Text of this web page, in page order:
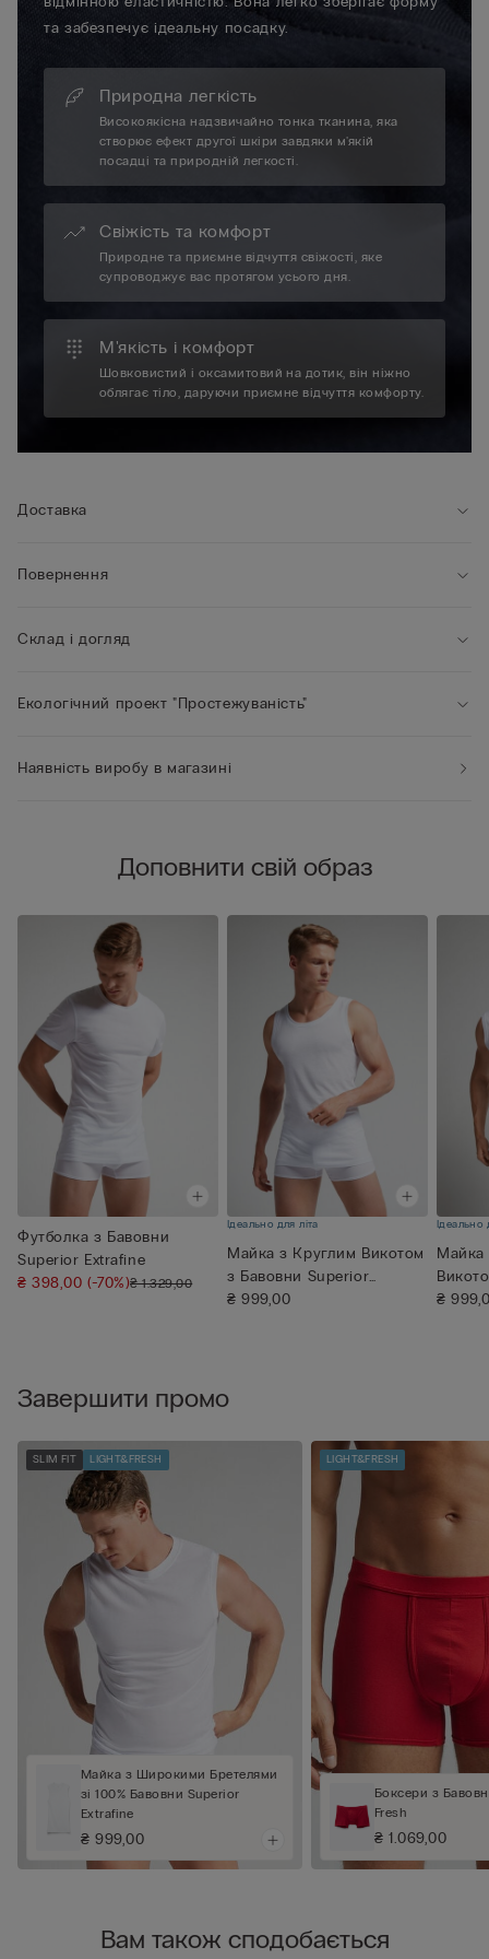
та забезпечує ідеальну посадку.
Природна легкість
Високоякісна надзвичайно тонка тканина, яка
створює ефект другої шкіри завдяки м'якій
посадці та природній легкості.
Свіжість та комфорт
Природне та приємне відчуття свіжості, яке
супроводжує вас протягом усього дня.
М'якість і комфорт
Шовковистий і оксамитовий на дотик, він ніжно
облягає тіло, даруючи приємне відчуття комфорту.
Доставка
Повернення
Склад і догляд
Екологічний проект "Простежуваність"
Наявність виробу в магазині
Доповнити свій образ
Футболка з Бавовни
Superior Extrafine
₴ 398,00(-70%)₴ 1.329,00
Ідеально для літа
Майка з Круглим Викотом
з Бавовни Superior
Extrafi...
₴ 999,00
Ідеально
Майка
₴
Завершити промо
SLIM FIT LIGHT&FRESH
Майка з Широкими Бретелями
зі 100% Бавовни Superior
Extrafine
₴ 999,00
LIGHT&FRESH
Боксери з
Fresh
₴ 1.069,00
Вам також сподобається